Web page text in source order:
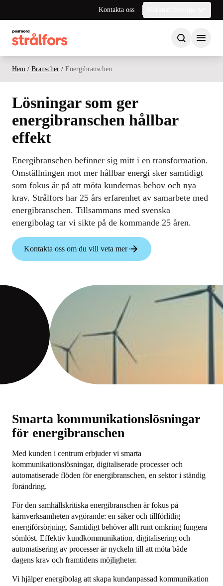
Kontakta oss
Hem / Branscher / Energibranschen
Lösningar som ger
energibranschen hållbar
effekt
Energibranschen befinner sig mitt i en transformation.
Omställningen mot mer hållbar energi sker samtidigt
som fokus är på att möta kundernas behov och nya
krav. Strålfors har 25 års erfarenhet av samarbete med
energibranschen. Tillsammans med svenska
energibolag tar vi sikte på de kommande 25 åren.
Kontakta oss om du vill veta mer
Smarta kommunikationslösningar
för energibranschen
Med kunden i centrum erbjuder vi smarta
kommunikationslösningar, digitaliserade processer och
automatiserade flöden för energibranschen, en sektor i ständig
förändring.
För den samhällskritiska energibranschen är fokus på
kärnverksamheten avgörande: en säker och tillförlitlig
energiförsörjning. Samtidigt behöver allt runt omkring fungera
sömlöst. Effektiv kundkommunikation, digitalisering och
automatisering av processer är nyckeln till att möta både
dagens krav och framtidens möjligheter.
Vi hjälper energibolag att skapa kundanpassad kommunikation